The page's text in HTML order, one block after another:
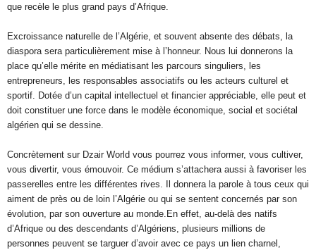
que recèle le plus grand pays d’Afrique.
Excroissance naturelle de l’Algérie, et souvent absente des débats, la
diaspora sera particulièrement mise à l’honneur. Nous lui donnerons la
place qu’elle mérite en médiatisant les parcours singuliers, les
entrepreneurs, les responsables associatifs ou les acteurs culturel et
sportif. Dotée d’un capital intellectuel et financier appréciable, elle peut et
doit constituer une force dans le modèle économique, social et sociétal
algérien qui se dessine.
Concrètement sur Dzair World vous pourrez vous informer, vous cultiver,
vous divertir, vous émouvoir. Ce médium s’attachera aussi à favoriser les
passerelles entre les différentes rives. Il donnera la parole à tous ceux qui
aiment de près ou de loin l’Algérie ou qui se sentent concernés par son
évolution, par son ouverture au monde.En effet, au-delà des natifs
d’Afrique ou des descendants d’Algériens, plusieurs millions de
personnes peuvent se targuer d’avoir avec ce pays un lien charnel,